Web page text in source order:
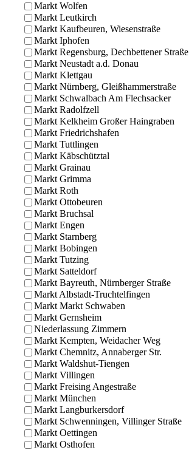
Markt Wolfen
Markt Leutkirch
Markt Kaufbeuren, Wiesenstraße
Markt Iphofen
Markt Regensburg, Dechbettener Straße
Markt Neustadt a.d. Donau
Markt Klettgau
Markt Nürnberg, Gleißhammerstraße
Markt Schwalbach Am Flechsacker
Markt Radolfzell
Markt Kelkheim Großer Haingraben
Markt Friedrichshafen
Markt Tuttlingen
Markt Käbschütztal
Markt Grainau
Markt Grimma
Markt Roth
Markt Ottobeuren
Markt Bruchsal
Markt Engen
Markt Starnberg
Markt Bobingen
Markt Tutzing
Markt Satteldorf
Markt Bayreuth, Nürnberger Straße
Markt Albstadt-Truchtelfingen
Markt Markt Schwaben
Markt Gernsheim
Niederlassung Zimmern
Markt Kempten, Weidacher Weg
Markt Chemnitz, Annaberger Str.
Markt Waldshut-Tiengen
Markt Villingen
Markt Freising Angestraße
Markt München
Markt Langburkersdorf
Markt Schwenningen, Villinger Straße
Markt Oettingen
Markt Osthofen